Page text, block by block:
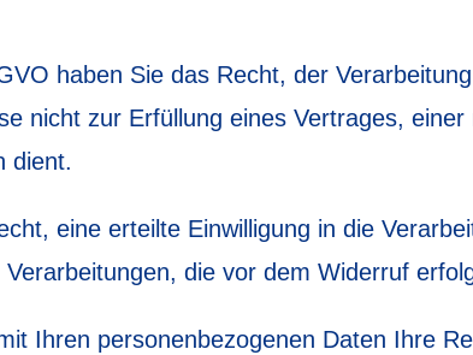
haben Sie das Recht, der
nicht zur Erfüllung eines Vertrages,
dient.
eine erteilte Einwilligung in die
die vor dem Widerruf
Ihren personenbezogenen Daten Ihre